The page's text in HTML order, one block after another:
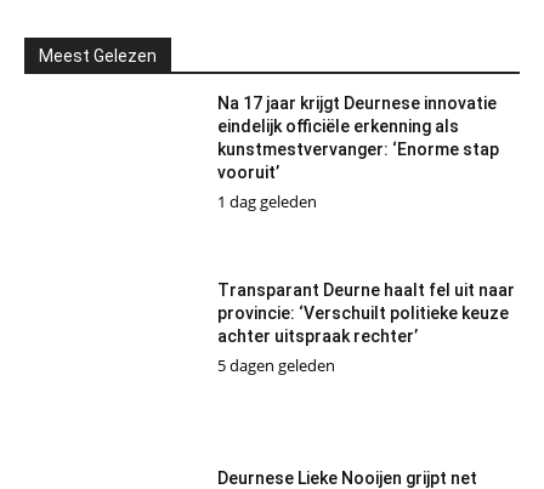
Meest Gelezen
Na 17 jaar krijgt Deurnese innovatie
eindelijk officiële erkenning als
kunstmestvervanger: ‘Enorme stap
vooruit’
1 dag geleden
Transparant Deurne haalt fel uit naar
provincie: ‘Verschuilt politieke keuze
achter uitspraak rechter’
5 dagen geleden
Deurnese Lieke Nooijen grijpt net